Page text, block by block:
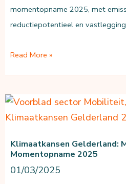
momentopname 2025, met
reductiepotentieel en
Landbouw
momentopname
2025
Read More »
Klimaatkansen Gelderland:
Momentopname 2025
01/03/2025